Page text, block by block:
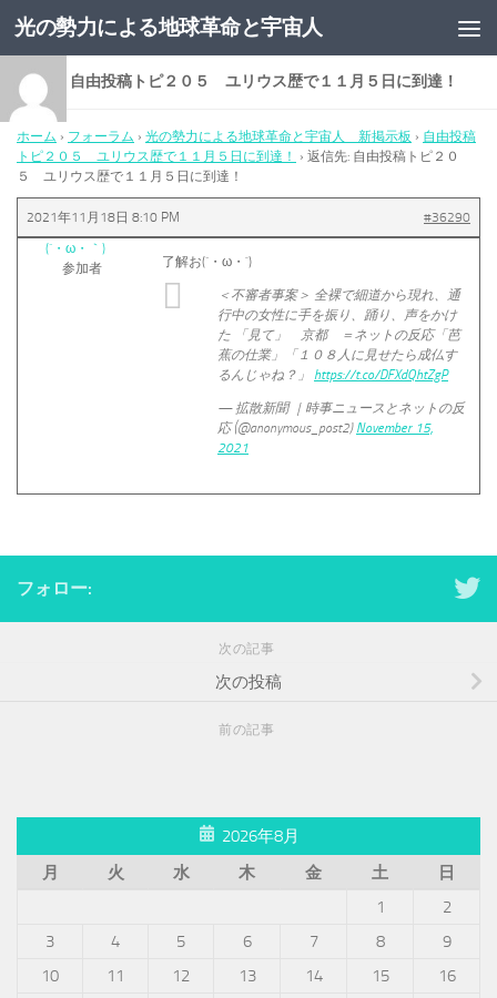
コンテンツへスキップ
光の勢力による地球革命と宇宙人
返信先: 自由投稿トピ２０５ ユリウス歴で１１月５日に到達！
ホーム › フォーラム › 光の勢力による地球革命と宇宙人 新掲示板 › 自由投稿
トピ２０５ ユリウス歴で１１月５日に到達！
› 返信先: 自由投稿トピ２０
５ ユリウス歴で１１月５日に到達！
2021年11月18日 8:10 PM
#36290
(´・ω・｀)
参加者
了解お(´・ω・`)
＜不審者事案＞ 全裸で細道から現れ、通
行中の女性に手を振り、踊り、声をかけ
た 「見て」 京都 ＝ネットの反応「芭
蕉の仕業」「１０８人に見せたら成仏す
るんじゃね？」 https://t.co/DFXdQhtZgP
— 拡散新聞 ｜時事ニュースとネットの反
応 (@anonymous_post2) November 15,
2021
フォロー:
次の記事
次の投稿
前の記事
2026年8月
月
火 水 木 金 土
日
1
2
3
4 5 6 7 8
9
10
11 12 13 14 15
16